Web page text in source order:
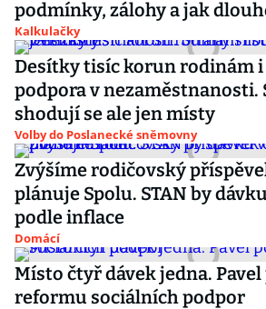
podmínky, zálohy a jak
Kalkulačky
Desítky tisíc korun rodinám
podpora v nezaměstnanosti.
shodují se ale jen místy
Volby do Poslanecké sněmovny
Zvýšíme rodičovský
plánuje Spolu. STAN by
podle inflace
Domácí
Místo čtyř dávek jedna.
reformu sociálních podpor